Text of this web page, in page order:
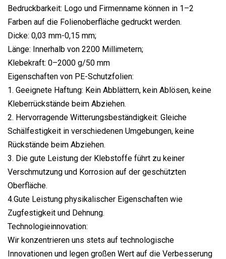
Bedruckbarkeit: Logo und Firmenname können in 1–2
Farben auf die Folienoberfläche gedruckt werden.
Dicke: 0,03 mm-0,15 mm;
Länge: Innerhalb von 2200 Millimetern;
Klebekraft: 0–2000 g/50 mm
Eigenschaften von PE-Schutzfolien:
1. Geeignete Haftung: Kein Abblättern, kein Ablösen, keine
Kleberrückstände beim Abziehen.
2. Hervorragende Witterungsbeständigkeit: Gleiche
Schälfestigkeit in verschiedenen Umgebungen, keine
Rückstände beim Abziehen.
3. Die gute Leistung der Klebstoffe führt zu keiner
Verschmutzung und Korrosion auf der geschützten
Oberfläche.
4.Gute Leistung physikalischer Eigenschaften wie
Zugfestigkeit und Dehnung.
Technologieinnovation:
Wir konzentrieren uns stets auf technologische
Innovationen und legen großen Wert auf die Verbesserung